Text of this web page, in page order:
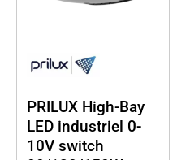
PRILUX High-Bay
LED industriel 0-
10V switch